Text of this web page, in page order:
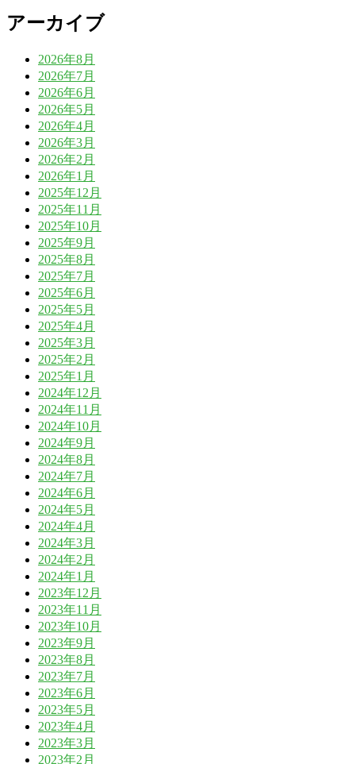
アーカイブ
2026年8月
2026年7月
2026年6月
2026年5月
2026年4月
2026年3月
2026年2月
2026年1月
2025年12月
2025年11月
2025年10月
2025年9月
2025年8月
2025年7月
2025年6月
2025年5月
2025年4月
2025年3月
2025年2月
2025年1月
2024年12月
2024年11月
2024年10月
2024年9月
2024年8月
2024年7月
2024年6月
2024年5月
2024年4月
2024年3月
2024年2月
2024年1月
2023年12月
2023年11月
2023年10月
2023年9月
2023年8月
2023年7月
2023年6月
2023年5月
2023年4月
2023年3月
2023年2月